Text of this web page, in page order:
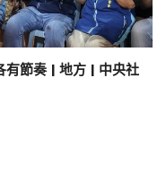
節奏 | 地方 | 中央社